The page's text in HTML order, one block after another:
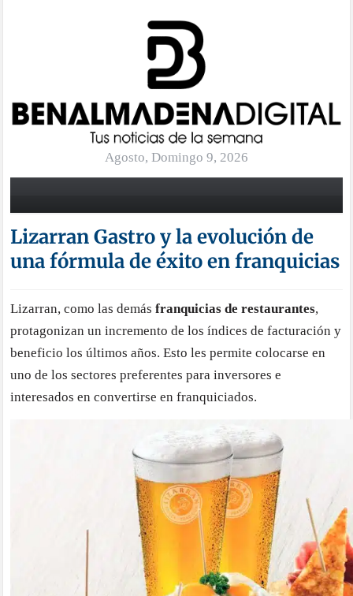
Agosto, Domingo 9, 2026
Lizarran Gastro y la evolución de
una fórmula de éxito en franquicias
Lizarran, como las demásfranquicias de restaurantes,
protagonizan un incremento de los índices de facturación y
beneficio los últimos años. Esto les permite colocarse en
uno de los sectores preferentes para inversores e
interesados en convertirse en franquiciados.